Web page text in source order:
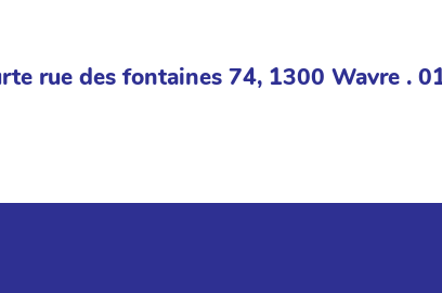
rue des fontaines 74, 1300 Wavre .